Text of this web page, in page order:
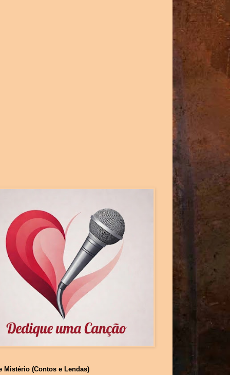
Mistério (Contos e Lendas)